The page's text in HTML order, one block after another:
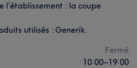
l’établissement : la coupe
utilisés : Generik.
Fermé
10:00–19:00